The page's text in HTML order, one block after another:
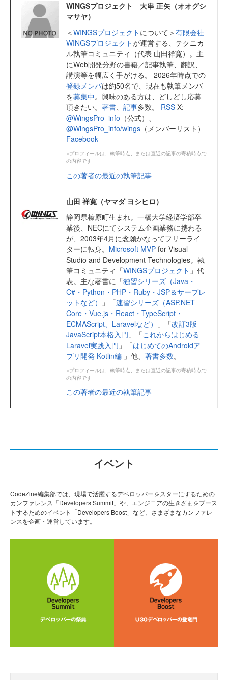
WINGSプロジェクト 大串 正矢（オオグシ
マサヤ）
＜WINGSプロジェクト について＞有限会社
WINGSプロジェクトが運営する、テクニカ
ル執筆コミュニティ（代表 山田祥寛）。主
にWeb開発分野の書籍／記事執筆、翻訳、
講演等を幅広く手がける。 2026年時点での
登録メンバは約50名で、現在も執筆メンバ
を募集中。興味のある方は、どしどし応募
頂きたい。 著書、 記事多数。 RSS X:
@WingsPro_info （公式）、
@WingsPro_info/wings （メンバーリスト）
Facebook
※プロフィールは、執筆時点、または直近の記事の寄稿時点で
の内容です
この著者の最近の執筆記事
山田 祥寛（ヤマダ ヨシヒロ）
静岡県榛原町生まれ。一橋大学経済学部卒
業後、NECにてシステム企画業務に携わる
が、2003年4月に念願かなってフリーライ
ターに転身。 Microsoft MVP for Visual
Studio and Development Technologies。執
筆コミュニティ「WINGSプロジェクト 」代
表。主な著書に「独習シリーズ（Java・
C#・Python・PHP・Ruby・JSP＆サーブレ
ットなど）
」「速習シリーズ（ASP.NET
Core・Vue.js・React・TypeScript・
ECMAScript、Laravelなど）
」「改訂3版
JavaScript本格入門 」「これからはじめる
Laravel実践入門 」「はじめてのAndroidア
プリ開発 Kotlin編 」他、 著書多数。
※プロフィールは、執筆時点、または直近の記事の寄稿時点で
の内容です
この著者の最近の執筆記事
イベント
CodeZine編集部では、現場で活躍するデベロッパーをスターにするための
カンファレンス「Developers Summit」や、エンジニアの生きざまをブース
トするためのイベント「Developers Boost」など、さまざまなカンファレ
ンスを企画・運営しています。